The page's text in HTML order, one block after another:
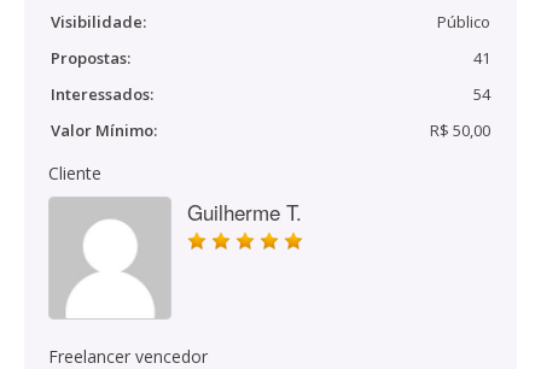
Visibilidade:
Público
Propostas:
41
Interessados:
54
Valor Mínimo:
R$ 50,00
Cliente
Guilherme T.
Freelancer vencedor